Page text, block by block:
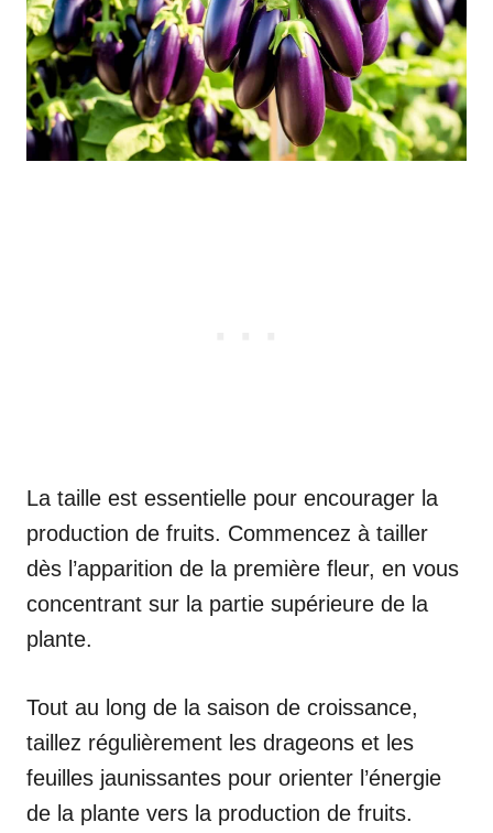
La taille est essentielle pour encourager la
production de fruits. Commencez à tailler
dès l’apparition de la première fleur, en vous
concentrant sur la partie supérieure de la
plante.
Tout au long de la saison de croissance,
taillez régulièrement les drageons et les
feuilles jaunissantes pour orienter l’énergie
de la plante vers la production de fruits.